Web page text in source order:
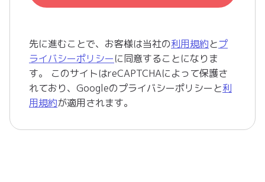
先に進むことで、お客様は当社の利用規約とプ
ライバシーポリシーに同意することになりま
す。 このサイトはreCAPTCHAによって保護さ
れており、Googleのプライバシーポリシーと利
用規約が適用されます。